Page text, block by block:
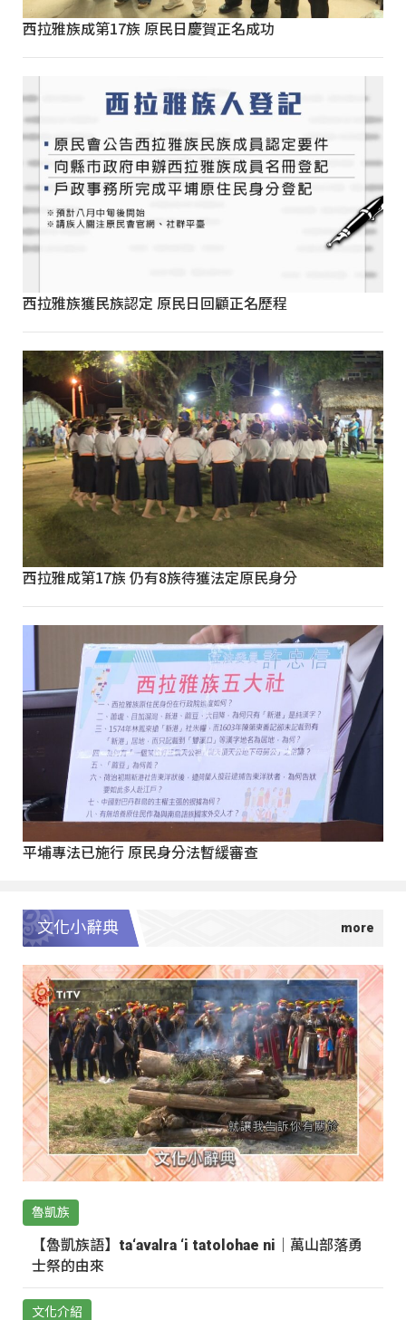
西拉雅族成第17族 原民日慶賀正名成功
西拉雅族獲民族認定 原民日回顧正名歷程
西拉雅成第17族 仍有8族待獲法定原民身分
平埔專法已施行 原民身分法暫緩審查
文化小辭典
魯凱族
【魯凱族語】ta‘avalra ‘i tatolohae ni｜萬山部落勇
士祭的由來
文化介紹